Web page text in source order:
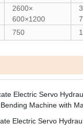
2600×
600×1200
750